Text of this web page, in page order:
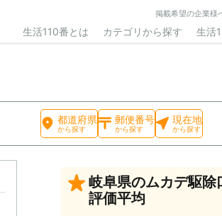
掲載希望の企業様
生活110番とは カテゴリから探す 生活
都道府県
から探す
郵便番号
から探す
現在地
から探す
岐阜県のムカデ駆除
評価平均